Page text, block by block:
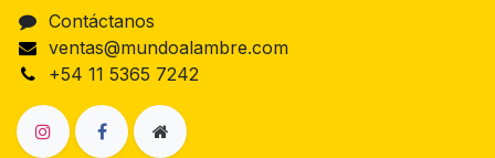
Contáctanos
ventas@mundoalambre.com
+54 11 5365 7242